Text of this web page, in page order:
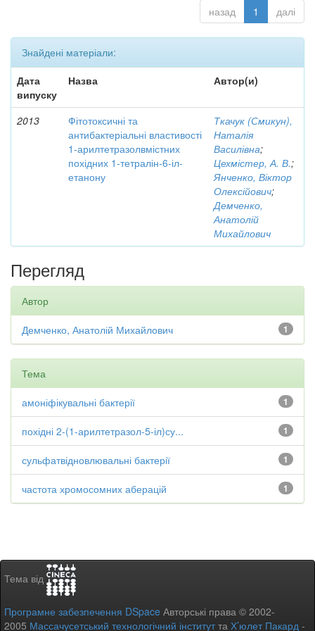
назад 1 далі
Знайдені матеріали:
Дата
випуску
Назва Автор(и)
2013
Фітотоксичні та
антибактеріальні властивості
1-арилтетразолвмістних
похідних 1-тетралін-6-іл-
етанону
Ткачук (Смикун),
Наталія
Василівна;
Цехмістер, А. В.;
Янченко, Віктор
Олексійович;
Демченко,
Анатолій
Михайлович
Перегляд
Автор
1
Демченко, Анатолій Михайлович
Тема
1
амоніфікувальні бактерії
1
похідні 2-(1-арилтетразол-5-іл)су...
1
сульфатвідновлювальні бактерії
1
частота хромосомних аберацій
Тема від
Програмне забезпечення DSpace Авторські права © 2002-
2005 Массачусетський технологічний інститутта Х’юлет Пакард -